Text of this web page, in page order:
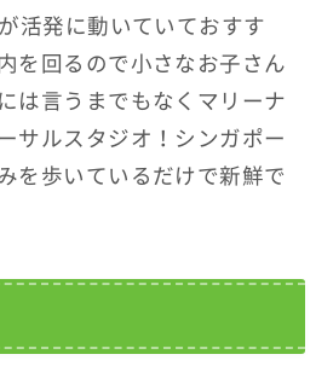
活発に動いていておすす
を回るので小さなお子さん
は言うまでもなくマリーナ
サルスタジオ！シンガポー
を歩いているだけで新鮮で